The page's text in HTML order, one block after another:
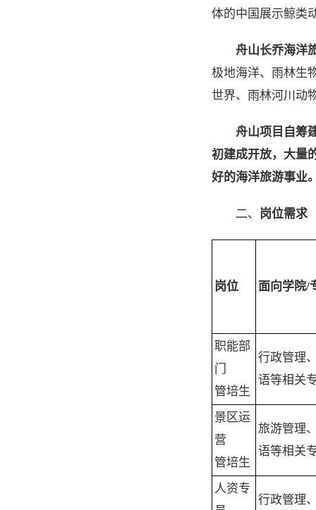
体的中国展示鲸类
舟山长乔海洋
极地海洋、雨林生
世界、雨林河川动
舟山项目自筹
初建成开放，大量
好的海洋旅游事业
二、 岗位需求
岗位 面向学院/
职能部
门
管培生
行政管理
语等相关
景区运
营
管培生
旅游管理
语等相关
人资专
行政管理